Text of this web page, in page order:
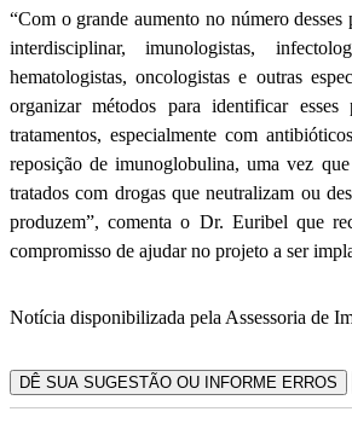
“Com o grande aumento no número desses
interdisciplinar, imunologistas,
hematologistas, oncologistas e outras
organizar métodos para identificar esses
tratamentos, especialmente com
reposição de imunoglobulina, uma vez
tratados com drogas que neutralizam ou
produzem”, comenta o Dr. Euribel que
compromisso de ajudar no projeto a ser
Notícia disponibilizada pela Assessoria de
DÊ SUA SUGESTÃO OU INFORME ERROS